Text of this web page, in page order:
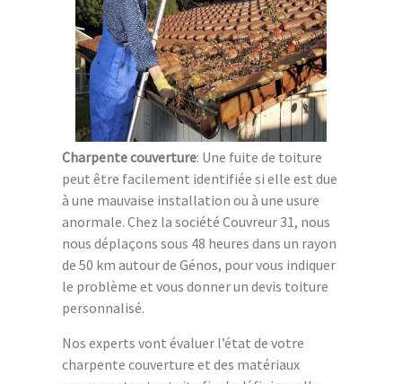
Charpente couverture: Une fuite de toiture
peut être facilement identifiée si elle est due
à une mauvaise installation ou à une usure
anormale. Chez la société Couvreur 31, nous
nous déplaçons sous 48 heures dans un rayon
de 50 km autour de Génos, pour vous indiquer
le problème et vous donner un devis toiture
personnalisé.
Nos experts vont évaluer l’état de votre
charpente couverture et des matériaux